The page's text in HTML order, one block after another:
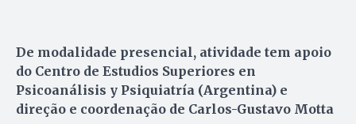
De modalidade presencial, atividade tem apoio
do Centro de Estudios Superiores en
Psicoanálisis y Psiquiatría (Argentina) e
direção e coordenação de Carlos-Gustavo Motta